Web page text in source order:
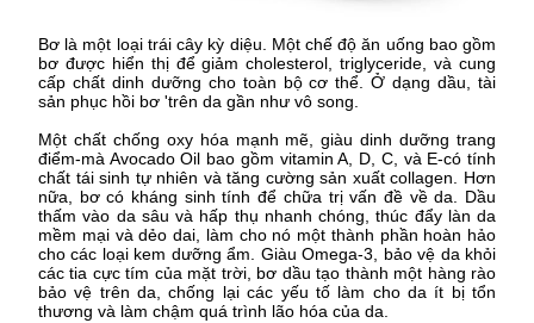
Bơ là một loại trái cây kỳ diệu. Một chế độ ăn uống bao gồm
bơ được hiển thị để giảm cholesterol, triglyceride, và cung
cấp chất dinh dưỡng cho toàn bộ cơ thể. Ở dạng dầu, tài
sản phục hồi bơ 'trên da gần như vô song.
Một chất chống oxy hóa mạnh mẽ, giàu dinh dưỡng trang
điểm-mà Avocado Oil bao gồm vitamin A, D, C, và E-có tính
chất tái sinh tự nhiên và tăng cường sản xuất collagen. Hơn
nữa, bơ có kháng sinh tính để chữa trị vấn đề về da. Dầu
thấm vào da sâu và hấp thụ nhanh chóng, thúc đẩy làn da
mềm mại và dẻo dai, làm cho nó một thành phần hoàn hảo
cho các loại kem dưỡng ẩm. Giàu Omega-3, bảo vệ da khỏi
các tia cực tím của mặt trời, bơ dầu tạo thành một hàng rào
bảo vệ trên da, chống lại các yếu tố làm cho da ít bị tổn
thương và làm chậm quá trình lão hóa của da.